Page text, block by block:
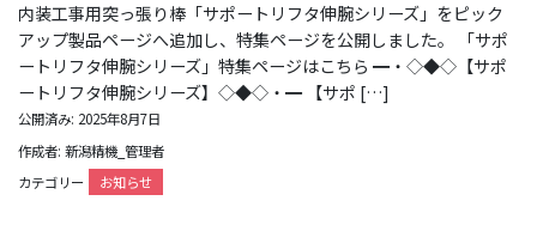
内装工事用突っ張り棒「サポートリフタ伸腕シリーズ」をピック
アップ製品ページへ追加し、特集ページを公開しました。 「サポ
ートリフタ伸腕シリーズ」特集ページはこちら ━・◇◆◇【サポ
ートリフタ伸腕シリーズ】◇◆◇・━ 【サポ […]
公開済み: 2025年8月7日
作成者: 新潟精機_管理者
カテゴリー
お知らせ